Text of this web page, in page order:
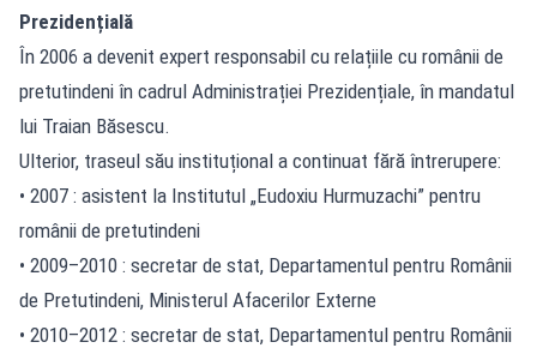
Prezidențială
În 2006 a devenit expert responsabil cu relațiile cu românii de
pretutindeni în cadrul Administrației Prezidențiale, în mandatul
lui Traian Băsescu.
Ulterior, traseul său instituțional a continuat fără întrerupere:
• 2007 : asistent la Institutul „Eudoxiu Hurmuzachi” pentru
românii de pretutindeni
• 2009–2010 : secretar de stat, Departamentul pentru Românii
de Pretutindeni, Ministerul Afacerilor Externe
• 2010–2012 : secretar de stat, Departamentul pentru Românii